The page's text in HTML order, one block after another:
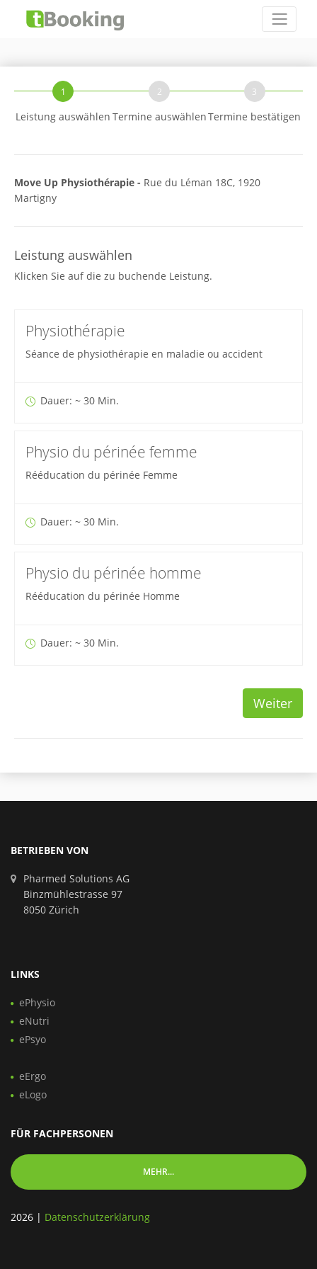
1
Leistung auswählen
2
Termine auswählen
3
Termine bestätigen
Move Up Physiothérapie - Rue du Léman 18C, 1920
Martigny
Leistung auswählen
Klicken Sie auf die zu buchende Leistung.
Physiothérapie
Séance de physiothérapie en maladie ou accident
Dauer: ~ 30 Min.
Physio du périnée femme
Rééducation du périnée Femme
Dauer: ~ 30 Min.
Physio du périnée homme
Rééducation du périnée Homme
Dauer: ~ 30 Min.
Weiter
BETRIEBEN VON
Pharmed Solutions AG
Binzmühlestrasse 97
8050 Zürich
LINKS
ePhysio
eNutri
ePsyo
eErgo
eLogo
FÜR FACHPERSONEN
MEHR...
2026 | Datenschutzerklärung